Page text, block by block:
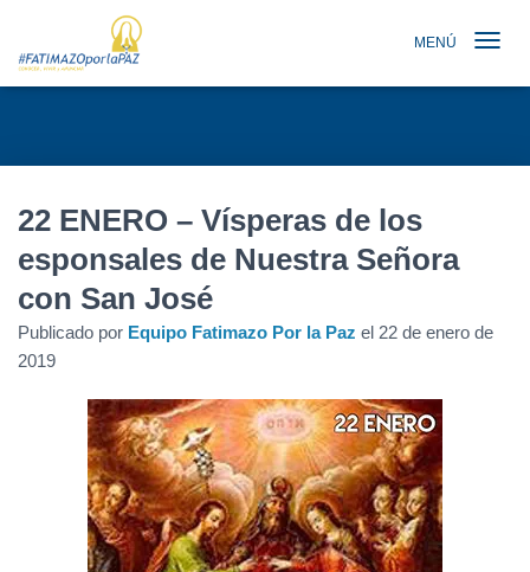
MENÚ
22 ENERO – Vísperas de los
esponsales de Nuestra Señora
con San José
Publicado por Equipo Fatimazo Por la Paz el 22 de enero de
2019